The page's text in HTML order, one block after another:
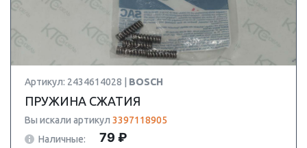
Артикул: 2434614028 | BOSCH
ПРУЖИНА СЖАТИЯ
Вы искали артикул 3397118905
Наличные:
79 ₽